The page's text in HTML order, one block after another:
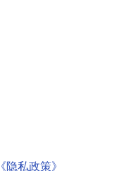
《隐私政策》